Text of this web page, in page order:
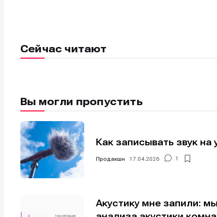
Сейчас читают
Вы могли пропустить
Как записывать звук на
Продакшн 17.04.2026 1
Акустику мне запили: